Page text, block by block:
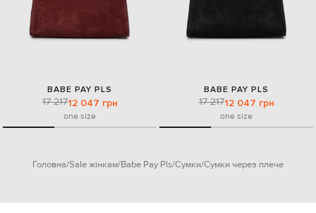
BABE PAY PLS
17 21712 047 грн
one size
BABE PAY PLS
17 21712 047 грн
one size
Головна Sale жінкам Babe Pay Pls Сумки Сумки через плече